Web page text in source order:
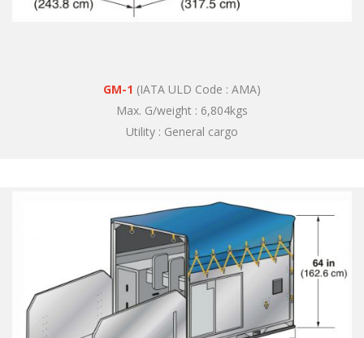
GM-1 (IATA ULD Code : AMA)
Max. G/weight : 6,804kgs
Utility : General cargo